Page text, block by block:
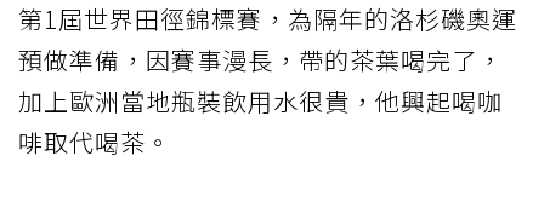
第1屆世界田徑錦標賽，為隔年的洛杉磯奧運
預做準備，因賽事漫長，帶的茶葉喝完了，
加上歐洲當地瓶裝飲用水很貴，他興起喝咖
啡取代喝茶。